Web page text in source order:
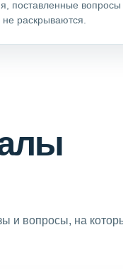
поставленные
раскрываются.
и вопросы, на